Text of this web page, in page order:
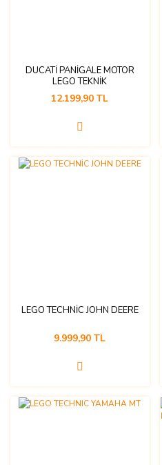
DUCATİ PANİGALE MOTOR
LEGO TEKNİK
12.199,90 TL
LEGO TECHNİC JOHN DEERE
9.999,90 TL